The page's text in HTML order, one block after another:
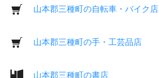
山本郡三種町の自転車・バイク店
山本郡三種町の手・工芸品店
山本郡三種町の書店